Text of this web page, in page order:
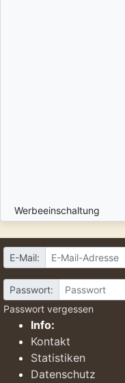
Werbeeinschaltung
E-Mail:
Passwort:
Passwort vergessen
Info:
Kontakt
Statistiken
Datenschutz